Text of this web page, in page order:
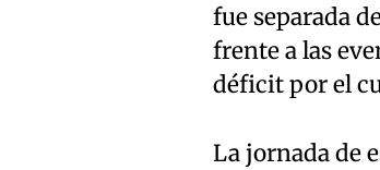
fue separada
frente a las
déficit por el
La jornada de